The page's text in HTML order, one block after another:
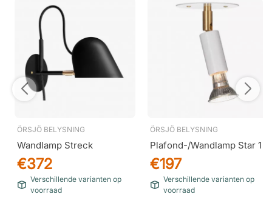
ÖRSJÖ BELYSNING
Wandlamp Streck
€372
Verschillende varianten op
voorraad
ÖRSJÖ BELYSNING
Plafond-/Wandlamp Star 1
€197
Verschillende varianten op
voorraad